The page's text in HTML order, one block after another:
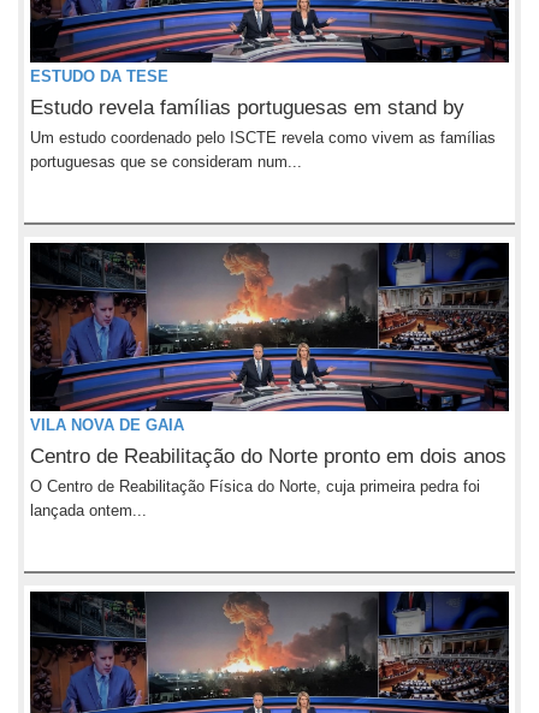
ESTUDO DA TESE
Estudo revela famílias portuguesas em stand by
Um estudo coordenado pelo ISCTE revela como vivem as famílias
portuguesas que se consideram num...
VILA NOVA DE GAIA
Centro de Reabilitação do Norte pronto em dois anos
O Centro de Reabilitação Física do Norte, cuja primeira pedra foi
lançada ontem...